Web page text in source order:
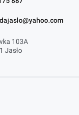
103A
Jasło